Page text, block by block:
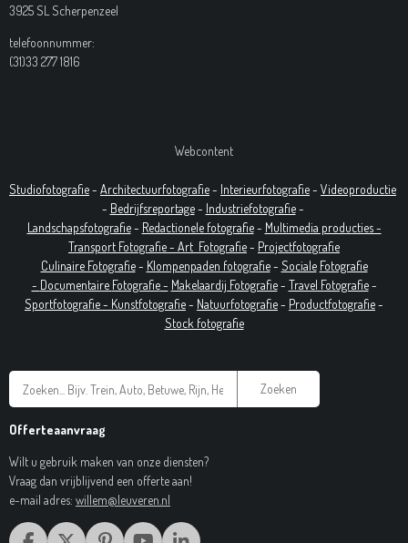
3925 SL Scherpenzeel
telefoonnummer:
(31)33 277 1816
Webcontent
Studiofotografie- Architectuurfotografie- Interieurfotografie- Videoproductie
- Bedrijfsreportage- Industriefotografie-
Landschapsfotografie- Redactionele fotografie- Multimedia producties -
Transport Fotografie - Art Fotografie- Projectfotografie
Culinaire Fotografie- Klompenpaden fotografie- Sociale Fotografie
- Documentaire Fotografie- Makelaardij Fotografie- Travel Fotografie-
Sportfotografie - Kunstfotografie- Natuurfotografie- Productfotografie-
Stock fotografie
Zoeken
Offerteaanvraag
Wilt u gebruik maken van onze diensten?
Vraag dan vrijblijvend een offerte aan!
e-mail adres: willem@leuveren.nl